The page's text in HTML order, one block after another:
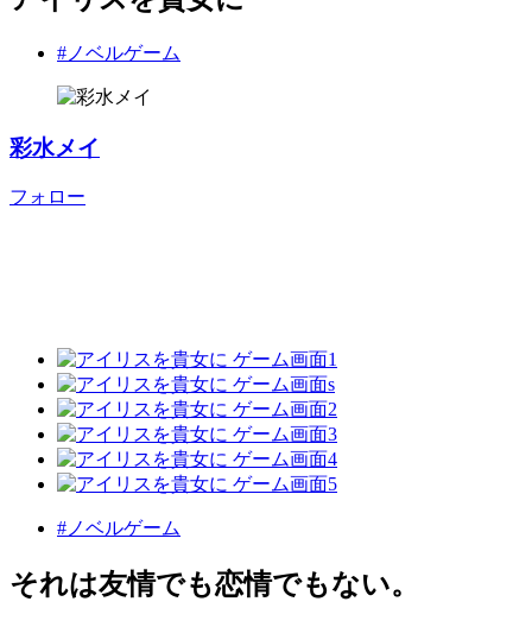
#ノベルゲーム
彩水メイ
フォロー
#ノベルゲーム
それは友情でも恋情でもない。